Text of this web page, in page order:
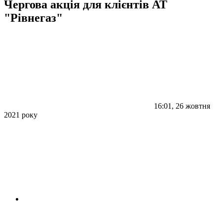
Чергова акція для клієнтів АТ
"Рівнегаз"
16:01, 26 жовтня
2021 року